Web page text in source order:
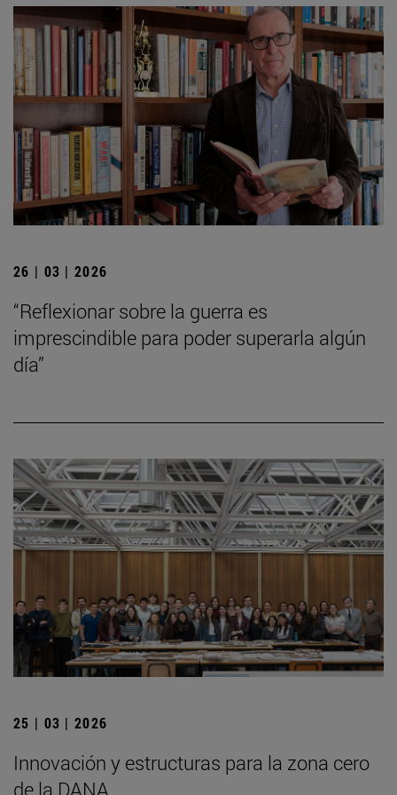
26 | 03 | 2026
“Reflexionar sobre la guerra es
imprescindible para poder superarla algún
día”
25 | 03 | 2026
Innovación y estructuras para la zona cero
de la DANA